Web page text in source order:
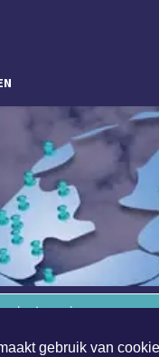
gebruik van
in de regio